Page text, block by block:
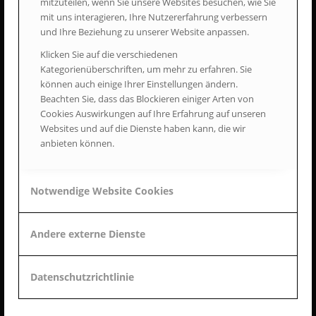
mit uns interagieren, Ihre Nutzererfahrung verbessern
und Ihre Beziehung zu unserer Website anpassen.
Klicken Sie auf die verschiedenen
Kategorienüberschriften, um mehr zu erfahren. Sie
können auch einige Ihrer Einstellungen ändern.
Beachten Sie, dass das Blockieren einiger Arten von
Cookies Auswirkungen auf Ihre Erfahrung auf unseren
Websites und auf die Dienste haben kann, die wir
anbieten können.
Notwendige Website Cookies
Andere externe Dienste
Datenschutzrichtlinie
29664 Walsrode
Telefon
05161 9495400
E-Mail
info@minicar-walsrode.de
Website
www.minicar-walsrode.de
MENÜ:
Datenschutzerklärung
Kontaktformular